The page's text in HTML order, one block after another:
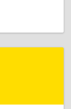
Бор г, 50